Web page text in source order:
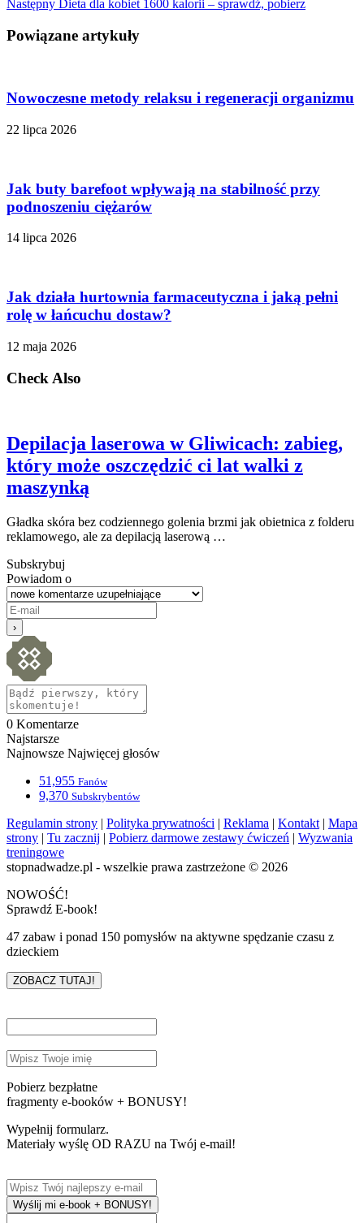
Następny Dieta dla kobiet 1600 kalorii – sprawdź, pobierz
Powiązane artykuły
Nowoczesne metody relaksu i regeneracji organizmu
22 lipca 2026
Jak buty barefoot wpływają na stabilność przy
podnoszeniu ciężarów
14 lipca 2026
Jak działa hurtownia farmaceutyczna i jaką pełni
rolę w łańcuchu dostaw?
12 maja 2026
Check Also
Depilacja laserowa w Gliwicach: zabieg,
który może oszczędzić ci lat walki z
maszynką
Gładka skóra bez codziennego golenia brzmi jak obietnica z folderu
reklamowego, ale za depilacją laserową …
Subskrybuj
Powiadom o
0 Komentarze
Najstarsze
Najnowsze Najwięcej głosów
51,955 Fanów
9,370 Subskrybentów
Regulamin strony | Polityka prywatności | Reklama | Kontakt | Mapa
strony | Tu zacznij | Pobierz darmowe zestawy ćwiczeń | Wyzwania
treningowe
stopnadwadze.pl - wszelkie prawa zastrzeżone © 2026
NOWOŚĆ!
Sprawdź E-book!
47 zabaw i ponad 150 pomysłów na aktywne spędzanie czasu z
dzieckiem
ZOBACZ TUTAJ!
Pobierz bezpłatne
fragmenty e-booków + BONUSY!
Wypełnij formularz.
Materiały wyślę OD RAZU na Twój e-mail!
Wyślij mi e-book + BONUSY!